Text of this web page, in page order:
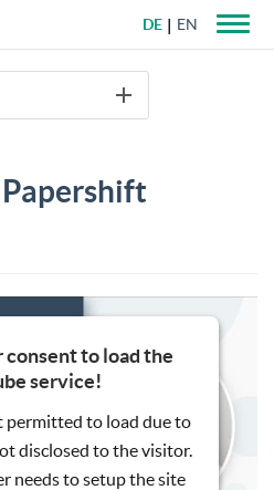
DE EN
consent to load the
service!
permitted to load due to
disclosed to the visitor.
needs to setup the site